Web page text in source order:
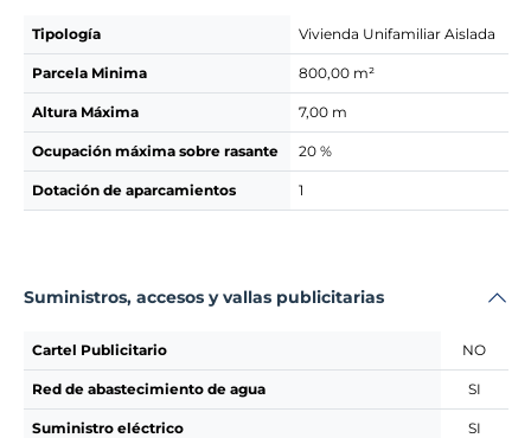
Tipología Vivienda Unifamiliar Aislada
Parcela Minima 800,00 m²
Altura Máxima 7,00 m
Ocupación máxima sobre rasante 20 %
Dotación de aparcamientos 1
Suministros, accesos y vallas publicitarias
Cartel Publicitario NO
Red de abastecimiento de agua SI
Suministro eléctrico SI